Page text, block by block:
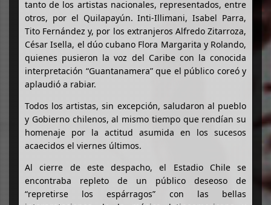
tanto de los artistas nacionales, representados, entre
otros, por el Quilapayún. Inti-Illimani, Isabel Parra,
Tito Fernández y, por los extranjeros Alfredo Zitarroza,
César Isella, el dúo cubano Flora Margarita y Rolando,
quienes pusieron la voz del Caribe con la conocida
interpretación “Guantanamera” que el público coreó y
aplaudió a rabiar.
Todos los artistas, sin excepción, saludaron al pueblo
y Gobierno chilenos, al mismo tiempo que rendían su
homenaje por la actitud asumida en los sucesos
acaecidos el viernes últimos.
Al cierre de este despacho, el Estadio Chile se
encontraba repleto de un público deseoso de
“repretirse los espárragos” con las bellas